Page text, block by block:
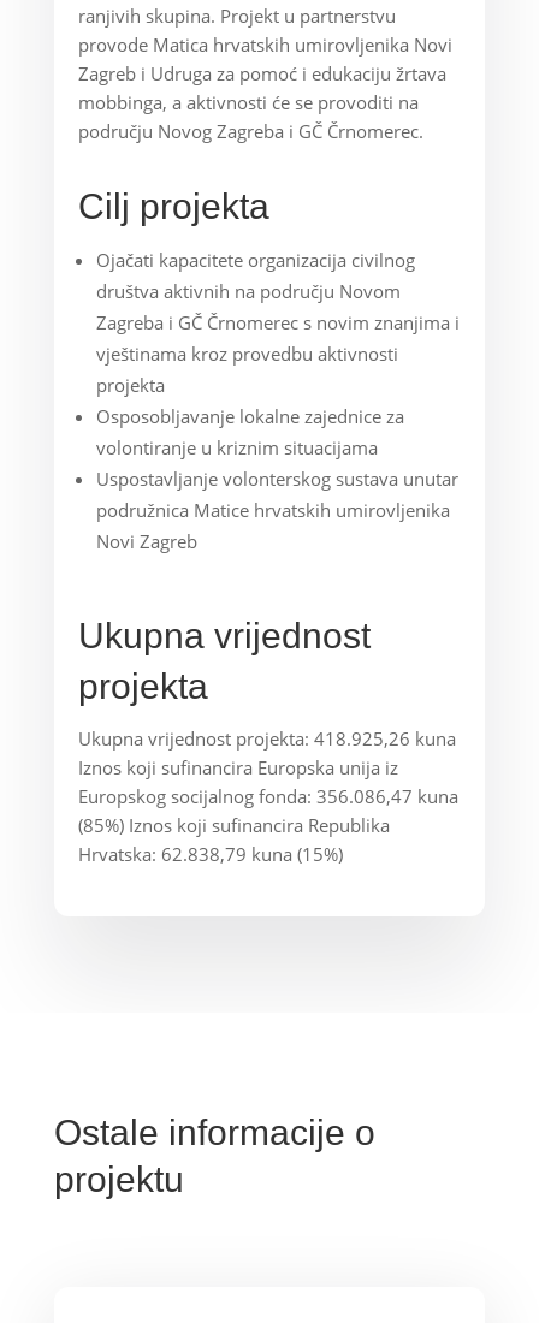
ranjivih skupina. Projekt u partnerstvu
provode Matica hrvatskih umirovljenika Novi
Zagreb i Udruga za pomoć i edukaciju žrtava
mobbinga, a aktivnosti će se provoditi na
području Novog Zagreba i GČ Črnomerec.
Cilj projekta
Ojačati kapacitete organizacija civilnog
društva aktivnih na području Novom
Zagreba i GČ Črnomerec s novim znanjima i
vještinama kroz provedbu aktivnosti
projekta
Osposobljavanje lokalne zajednice za
volontiranje u kriznim situacijama
Uspostavljanje volonterskog sustava unutar
podružnica Matice hrvatskih umirovljenika
Novi Zagreb
Ukupna vrijednost
projekta
Ukupna vrijednost projekta: 418.925,26 kuna
Iznos koji sufinancira Europska unija iz
Europskog socijalnog fonda: 356.086,47 kuna
(85%) Iznos koji sufinancira Republika
Hrvatska: 62.838,79 kuna (15%)
Ostale informacije o
projektu